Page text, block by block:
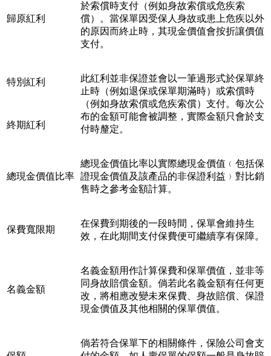
歸原紅利
於索償時支付（例如身故索償或危疾索
償）。當保單因受保人身故或患上危疾以外
的原因而終止時，其現金價值會按折讓價值
支付。
特別紅利
此紅利並非保證並會以一筆過形式於保單終
止時（例如退保或保單期滿時）或索償時
（例如身故索償或危疾索償）支付。每次公
布的金額可能會被調整，實際金額只會於支
付時釐定。
終期紅利
總現金價值比率
總現金價值比率以實際總現金價值﹙包括保
證現金價值及該產品的非保證利益﹚對比銷
售時之參考金額計算。
保費寬限期
在保費到期後的一段時間，保單會維持生
效，在此期間支付保費便可繼續享有保障。
名義金額
名義金額用作計算保費和保單價值，並非等
同身故賠償金額。倘若此名義金額有任何更
改，將相應改變未來保費、身故賠償、保證
現金價值及其他相關的保單價值。
倘若符合保單下的相關條件，保險公司會支